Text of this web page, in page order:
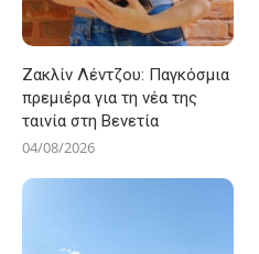
Ζακλίν Λέντζου: Παγκόσμια
πρεμιέρα για τη νέα της
ταινία στη Βενετία
04/08/2026